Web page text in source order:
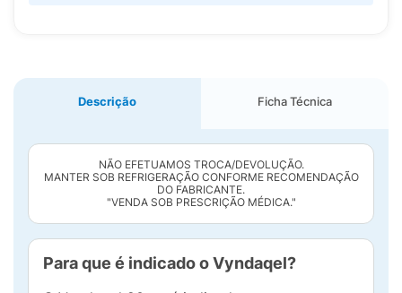
Descrição Ficha Técnica
NÃO EFETUAMOS TROCA/DEVOLUÇÃO.
MANTER SOB REFRIGERAÇÃO CONFORME RECOMENDAÇÃO
DO FABRICANTE.
"VENDA SOB PRESCRIÇÃO MÉDICA."
Para que é indicado o Vyndaqel?